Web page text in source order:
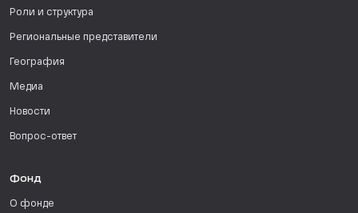
Роли и структура
Региональные представители
География
Медиа
Новости
Вопрос-ответ
Фонд
О фонде